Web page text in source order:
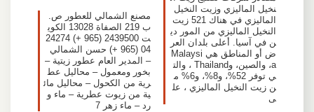
نخيل الماليزي وزيت النخيل
الماليزي في هناك 521 زيت
النخيل الماليزي من المور دي
ن في آسيا. أعلى بلدان العر
ض أو المناطق هي Malaysi
a، والصين، وThailand ، والت
ي توفر 52%، و8%، و6% م
ن زيت النخيل الماليزي ، عل
ى
مصنع الشمالي للعطور ص.
ب 219 الصفاة 13028 الكوي
ت 2439500 (965 +) 24274
04 (965 +) حسن الشمالي
– المدير العام عطور زيتية –
بخور ومعمول – محاليل عط
رية من الكحول – محاليل مائ
ية من زيوت عطرية – ماء و
رد – ماء زهر 7